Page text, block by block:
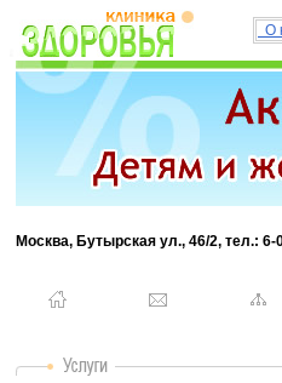
О
Москва, Бутырская ул., 46/2, тел.: 6-